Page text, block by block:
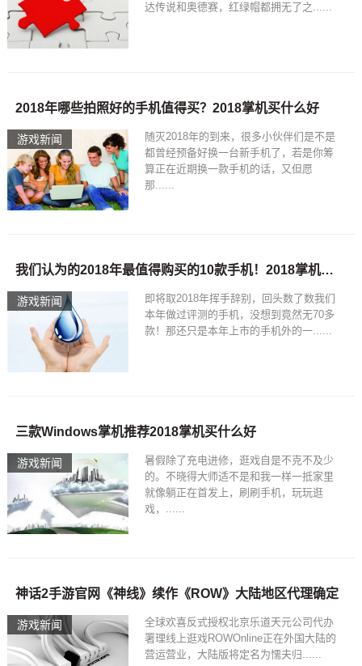
达传说和奥德赛，红绿帽都拥无了之......
游戏新闻
2018年哪些拍照好的手机值得买？2018掌机买什么好
随灭2018年的到来，很多小伙伴们是不是
都曾经预备好换一台新手机了，若是你筹
算正在近期换一款手机的话，又但愿
那......
游戏新闻
我们认为的2018年最值得购买的10款手机！2018掌机买什么好
即将取2018年挥手辞别，回头数了数我们
本年做过评测的手机，没想到竟然无70多
款！那还只是本年上市的手机外的一......
游戏新闻
三款Windows掌机推荐2018掌机买什么好
暑假除了充电进修，逛戏自是不克不及少
的。不晓得大师适不是和我一样一抵家里
就像躺正在首发上，刷刷手机，玩玩逛
戏，......
游戏新闻
神话2手游官网《神线》续作《ROW》大陆地区代理确定
全球欢喜反式授权北京乐道天元公司代办
署理线上逛戏ROWOnline正在外国大陆的
营运营业，大陆版将定名为懦夫归......